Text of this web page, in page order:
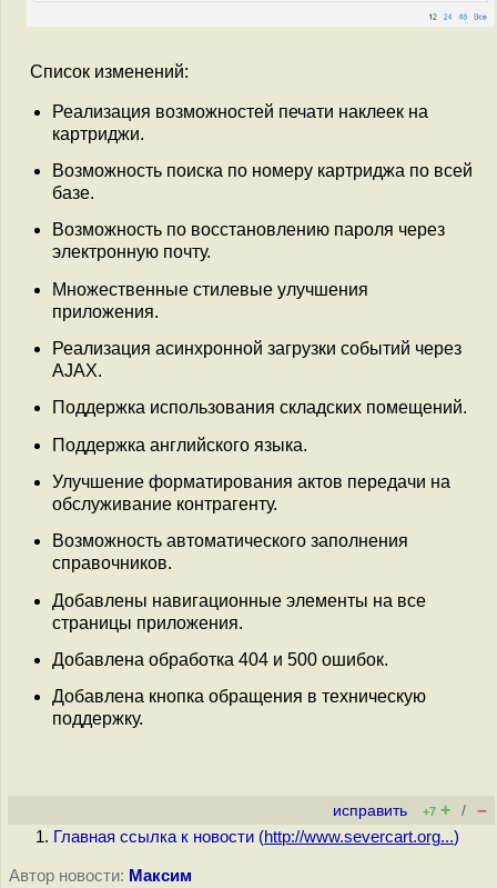
Список изменений:
Реализация возможностей печати наклеек на
картриджи.
Возможность поиска по номеру картриджа по всей
базе.
Возможность по восстановлению пароля через
электронную почту.
Множественные стилевые улучшения
приложения.
Реализация асинхронной загрузки событий через
AJAX.
Поддержка использования складских помещений.
Поддержка английского языка.
Улучшение форматирования актов передачи на
обслуживание контрагенту.
Возможность автоматического заполнения
справочников.
Добавлены навигационные элементы на все
страницы приложения.
Добавлена обработка 404 и 500 ошибок.
Добавлена кнопка обращения в техническую
поддержку.
исправить +7 + / –
Главная ссылка к новости (http://www.severcart.org...)
Автор новости: Максим